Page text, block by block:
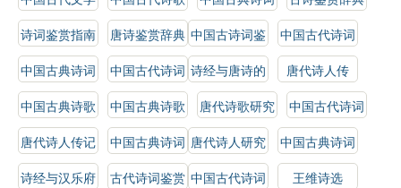
史
鉴赏辞典
鉴赏
诗词鉴赏指南
唐诗鉴赏辞典 中国古诗词鉴
赏辞典
中国古代诗词
鉴赏辞典
中国古典诗词
鉴赏辞典
中国古代诗词
鉴赏
诗经与唐诗的
比较研究
唐代诗人传
中国古典诗歌
鉴赏辞典
中国古典诗歌
鉴赏
唐代诗歌研究
中国古代诗词
研究
唐代诗人传记
中国古典诗词
赏析
唐代诗人研究
中国古典诗词
选
诗经与汉乐府 古代诗词鉴赏 中国古代诗词
王维诗选